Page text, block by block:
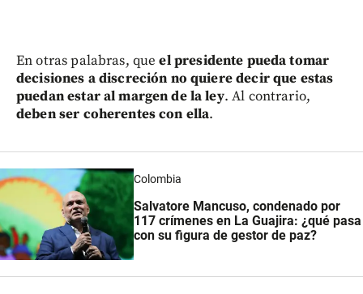
En otras palabras, queel presidente pueda tomar
decisiones a discreción no quiere decir que estas
puedan estar al margen de la ley. Al contrario,
deben ser coherentes con ella.
Colombia
Salvatore Mancuso, condenado por
117 crímenes en La Guajira: ¿qué pasa
con su figura de gestor de paz?